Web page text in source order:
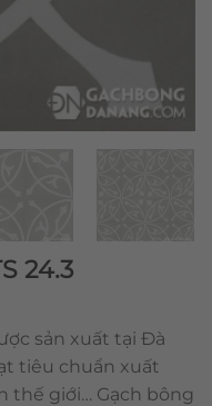
24.3
sản xuất tại Đà
tiêu chuẩn xuất
thế giới… Gạch bông